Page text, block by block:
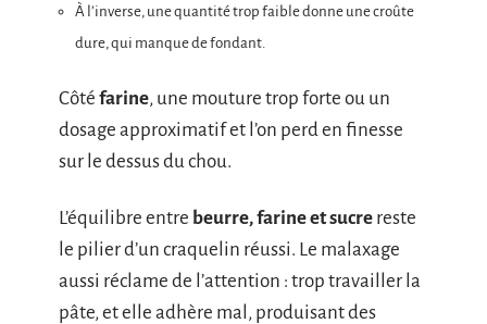
À l’inverse, une quantité trop faible donne une croûte
dure, qui manque de fondant.
Côté farine, une mouture trop forte ou un
dosage approximatif et l’on perd en finesse
sur le dessus du chou.
L’équilibre entre beurre, farine et sucre reste
le pilier d’un craquelin réussi. Le malaxage
aussi réclame de l’attention : trop travailler la
pâte, et elle adhère mal, produisant des